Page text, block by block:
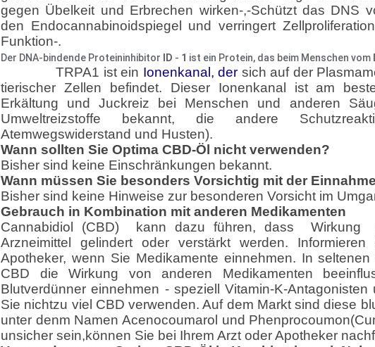
gegen Übelkeit und Erbrechen wirken-,-Schützt das DNS
den Endocannabinoidspiegel und verringert
Funktion-.
Der DNA-bindende Proteininhibitor ID - 1 ist ein Protein, das beim Menschen vom
TRPA1 ist ein Ionenkanal, der sich auf der
tierischer Zellen befindet. Dieser Ionenkanal ist am
Erkältung und Juckreiz bei Menschen und anderen
Umweltreizstoffe bekannt, die andere
Atemwegswiderstand und Husten).
Wann sollten Sie Optima CBD-Öl nicht verwenden?
Bisher sind keine Einschränkungen bekannt.
Wann müssen Sie besonders Vorsichtig mit der
Bisher sind keine Hinweise zur besonderen Vorsicht im
Gebrauch in Kombination mit anderen Medikamenten
Cannabidiol (CBD) kann dazu führen, dass Wirkung
Arzneimittel gelindert oder verstärkt werden.
Apotheker, wenn Sie Medikamente einnehmen. In
CBD die Wirkung von anderen Medikamenten
Blutverdünner einnehmen - speziell Vitamin-K-
Sie nichtzu viel CBD verwenden. Auf dem Markt sind diese
unter denm Namen Acenocoumarol und
unsicher sein,können Sie bei Ihrem Arzt oder Apotheker